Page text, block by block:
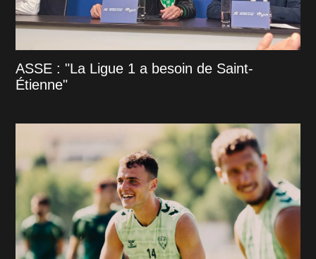
ASSE : "La Ligue 1 a besoin de Saint-
Étienne"